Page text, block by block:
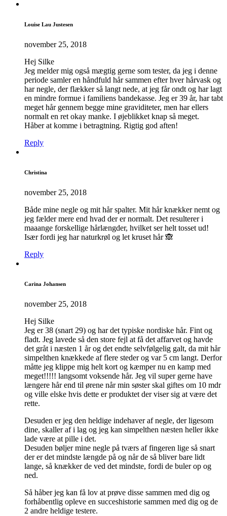
Louise Lau Justesen
november 25, 2018
Hej Silke
Jeg melder mig også mægtig gerne som tester, da jeg i denne
periode samler en håndfuld hår sammen efter hver hårvask og
har negle, der flækker så langt nede, at jeg får ondt og har lagt
en mindre formue i familiens bandekasse. Jeg er 39 år, har tabt
meget hår gennem begge mine graviditeter, men har ellers
normalt en ret okay manke. I øjeblikket knap så meget.
Håber at komme i betragtning. Rigtig god aften!
Reply
Christina
november 25, 2018
Både mine negle og mit hår spalter. Mit hår knækker nemt og
jeg fælder mere end hvad der er normalt. Det resulterer i
maaange forskellige hårlængder, hvilket ser helt tosset ud!
Især fordi jeg har naturkrøl og let kruset hår 🙈
Reply
Carina Johansen
november 25, 2018
Hej Silke
Jeg er 38 (snart 29) og har det typiske nordiske hår. Fint og
fladt. Jeg lavede så den store fejl at få det affarvet og havde
det gråt i næsten 1 år og det endte selvfølgelig galt, da mit hår
simpelthen knækkede af flere steder og var 5 cm langt. Derfor
måtte jeg klippe mig helt kort og kæmper nu en kamp med
meget!!!!! langsomt voksende hår. Jeg vil super gerne have
længere hår end til ørene når min søster skal giftes om 10 mdr
og ville elske hvis dette er produktet der viser sig at være det
rette.
Desuden er jeg den heldige indehaver af negle, der ligesom
dine, skaller af i lag og jeg kan simpelthen næsten heller ikke
lade være at pille i det.
Desuden bøljer mine negle på tværs af fingeren lige så snart
der er det mindste længde på og når de så bliver bare lidt
lange, så knækker de ved det mindste, fordi de buler op og
ned.
Så håber jeg kan få lov at prøve disse sammen med dig og
forhåbentlig opleve en succeshistorie sammen med dig og de
2 andre heldige testere.